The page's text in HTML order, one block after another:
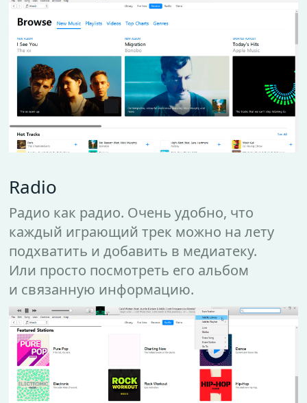
Radio
Радио как радио. Очень удобно, что
каждый играющий трек можно на лету
подхватить и добавить в медиатеку.
Или просто посмотреть его альбом
и связанную информацию.